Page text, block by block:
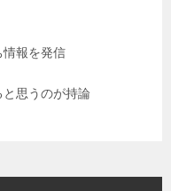
情報を発信
思うのが持論